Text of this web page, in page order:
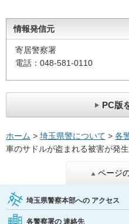
情報発信元
寄居警察署
電話：048-581-0110
PC版
ホーム > 埼玉県警について > 各
車のサドルが盗まれる被害が発生
ページ
埼玉県警察本部への アクセス
各警察署の 連絡先